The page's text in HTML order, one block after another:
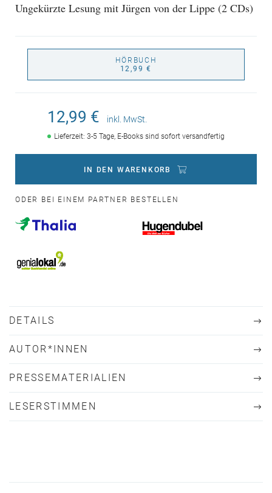
Ungekürzte Lesung mit Jürgen von der Lippe (2 CDs)
HÖRBUCH
12,99 €
12,99 € inkl. MwSt.
Lieferzeit: 3-5 Tage, E-Books sind sofort versandfertig
IN DEN WARENKORB
ODER BEI EINEM PARTNER BESTELLEN
DETAILS
AUTOR*INNEN
PRESSEMATERIALIEN
LESERSTIMMEN